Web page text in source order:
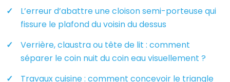
L’erreur d’abattre une cloison semi-porteuse qui
fissure le plafond du voisin du dessus
Verrière, claustra ou tête de lit : comment
séparer le coin nuit du coin eau visuellement ?
Travaux cuisine : comment concevoir le triangle